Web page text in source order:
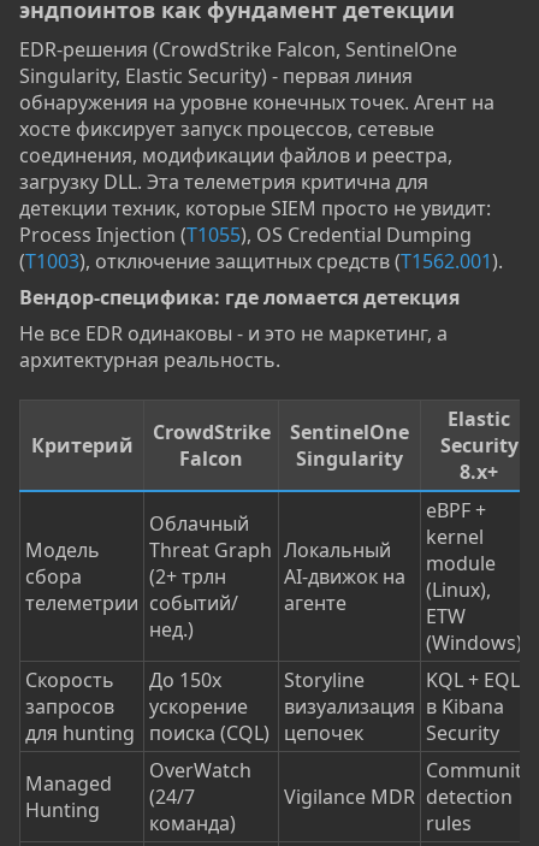
эндпоинтов как фундамент детекции​
EDR-решения (CrowdStrike Falcon, SentinelOne
Singularity, Elastic Security) - первая линия
обнаружения на уровне конечных точек. Агент на
хосте фиксирует запуск процессов, сетевые
соединения, модификации файлов и реестра,
загрузку DLL. Эта телеметрия критична для
детекции техник, которые SIEM просто не увидит:
Process Injection (T1055), OS Credential Dumping
(T1003), отключение защитных средств (T1562.001).
Вендор-специфика: где ломается детекция​
Не все EDR одинаковы - и это не маркетинг, а
архитектурная реальность.
Критерий
CrowdStrike
Falcon
SentinelOne
Singularity
Elastic
Security
8.x+
Модель
сбора
телеметрии
Облачный
Threat Graph
(2+ трлн
событий/
нед.)
Локальный
AI-движок на
агенте
eBPF +
kernel
module
(Linux),
ETW
(Windows)
Скорость
запросов
для hunting
До 150x
ускорение
поиска (CQL)
Storyline
визуализация
цепочек
KQL + EQL
в Kibana
Security
Managed
Hunting
OverWatch
(24/7
команда)
Vigilance MDR
Community
detection
rules